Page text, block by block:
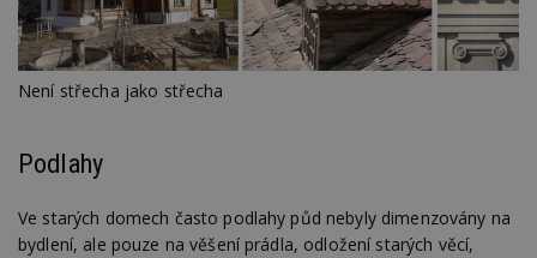
Není střecha jako střecha
Podlahy
Ve starých domech často podlahy půd nebyly dimenzovány na
bydlení, ale pouze na věšení prádla, odložení starých věcí,